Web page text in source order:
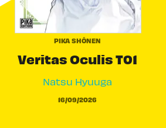
PIKA SHÔNEN
Veritas Oculis T01
Natsu Hyuuga
16/09/2026